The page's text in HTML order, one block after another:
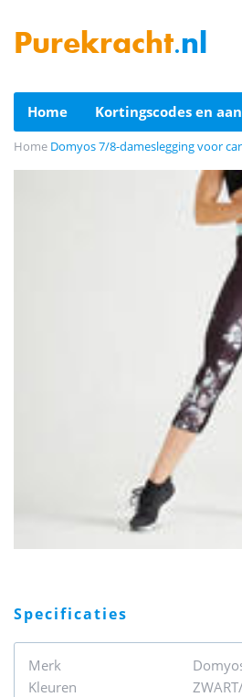
Purekracht.nl
home kortingscodes en
Home Domyos 7/8-dameslegging voor
specificaties
Merk
Kleuren